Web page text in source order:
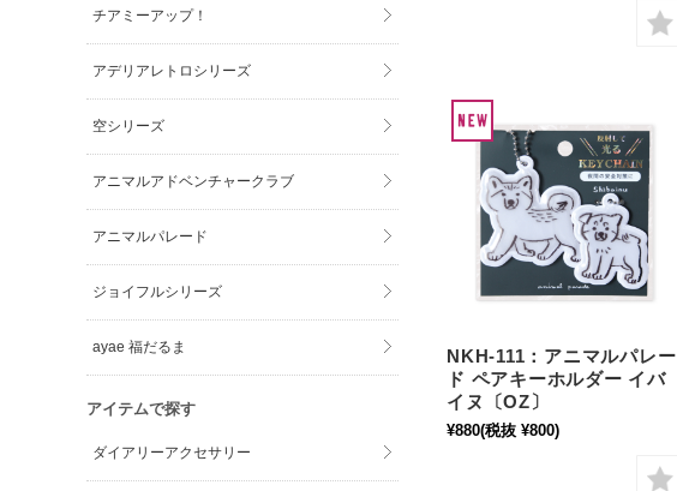
NKH-111：アニマルパレー
ド ペアキーホルダー イバ
イヌ〔OZ〕
¥880(税抜 ¥800)
チアミーアップ！
アデリアレトロシリーズ
空シリーズ
アニマルアドベンチャークラブ
アニマルパレード
ジョイフルシリーズ
ayae 福だるま
アイテムで探す
ダイアリーアクセサリー